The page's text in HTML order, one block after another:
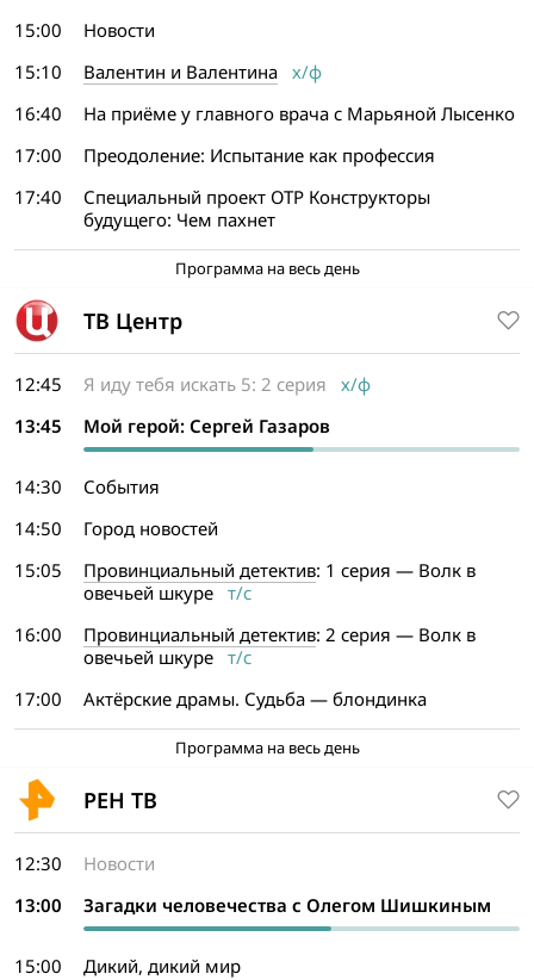
15:00
Новости
15:10
Валентин и Валентина х/ф
16:40
На приёме у главного врача с Марьяной Лысенко
17:00
Преодоление: Испытание как профессия
17:40
Специальный проект ОТР Конструкторы
будущего: Чем пахнет
Программа на весь день
ТВ Центр
12:45 Я иду тебя искать 5: 2 серия х/ф
13:45
Мой герой: Сергей Газаров
14:30
События
14:50
Город новостей
15:05
Провинциальный детектив: 1 серия — Волк в
овечьей шкуре т/с
16:00
Провинциальный детектив: 2 серия — Волк в
овечьей шкуре т/с
17:00
Актёрские драмы. Судьба — блондинка
Программа на весь день
РЕН ТВ
12:30
Новости
13:00
Загадки человечества с Олегом Шишкиным
15:00
Дикий, дикий мир